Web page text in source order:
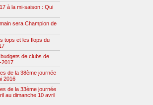
à la mi-saison : Qui
sera Champion de
tops et les flops du
de clubs de
2017
de la 38ème journée
2016
de la 33ème journée
au dimanche 10 avril